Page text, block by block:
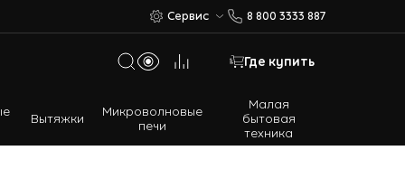
Сервис 8 800 3333 887
Где купить
Вытяжки Микроволновые
печи
Малая
бытовая
техника
Многодверные холодильники